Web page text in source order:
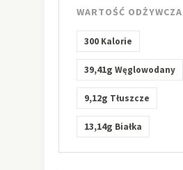
WARTOŚĆ ODŻYWCZA
300 Kalorie
39,41g Węglowodany
9,12g Tłuszcze
13,14g Białka